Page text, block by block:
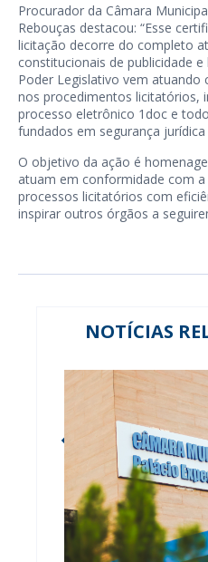
Procurador da Câmara
Rebouças destacou: “Esse
licitação decorre do completo
constitucionais de publicidade
Poder Legislativo vem atuando
nos procedimentos licitatórios,
processo eletrônico 1doc e
fundados em segurança jurídica
O objetivo da ação é
atuam em conformidade com
processos licitatórios com
inspirar outros órgãos a
NOTÍCIAS